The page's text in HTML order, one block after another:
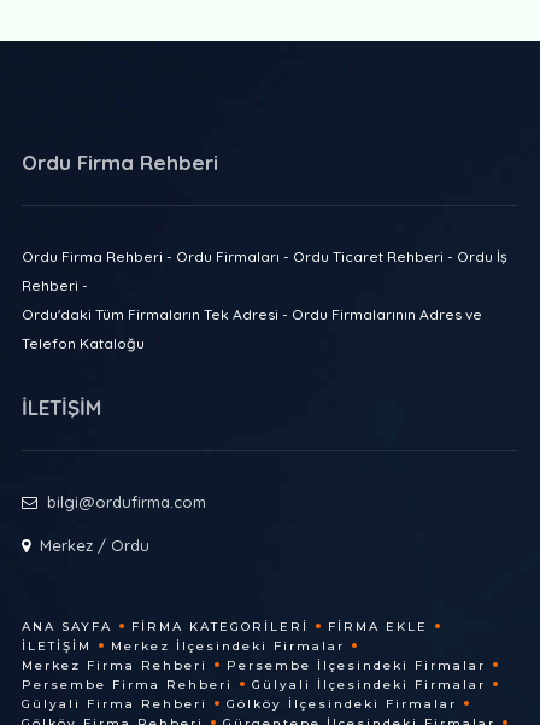
Ordu Firma Rehberi
Ordu Firma Rehberi - Ordu Firmaları - Ordu Ticaret Rehberi - Ordu İş
Rehberi -
Ordu'daki Tüm Firmaların Tek Adresi - Ordu Firmalarının Adres ve
Telefon Kataloğu
İLETİŞİM
bilgi@ordufirma.com
Merkez / Ordu
ANA SAYFA FIRMA KATEGORILERI
FIRMA EKLE
İLETIŞIM
Merkez İlçesindeki Firmalar
Merkez Firma Rehberi
Persembe İlçesindeki Firmalar
Persembe Firma Rehberi
Gülyali İlçesindeki Firmalar
Gülyali Firma Rehberi
Gölköy İlçesindeki Firmalar